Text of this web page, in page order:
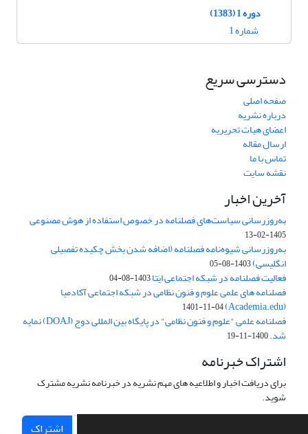
دوره 1 (1383)
شماره 1
دسترسی سریع
صفحه اصلی
درباره نشریه
اعضای هیات تحریریه
ارسال مقاله
تماس با ما
نقشه سایت
آخرین اخبار
به‌روزرسانی سیاست‌های فصلنامه در خصوص استفاده از هوش مصنوعی
1405-02-13
به‌روزرسانی شیوه‌نامه فصلنامه (اضافه شدن بخش چکیده تفصیلی
انگلیسی)1403-08-05
فعالیت فصلنامه در شبکه اجتماعی ایتا1403-08-04
فصلنامه های علمی علوم و فنون نظامی در شبکه اجتماعی آکادمیا
(Academia.edu)
1401-11-04
فصلنامه علمی "علوم و فنون نظامی" در پایگاه بین المللی دوج (DOAJ) نمایه
شد.1400-11-19
اشتراک خبرنامه
برای دریافت اخبار و اطلاعیه های مهم نشریه در خبرنامه نشریه مشترک
شوید.
اشتراک